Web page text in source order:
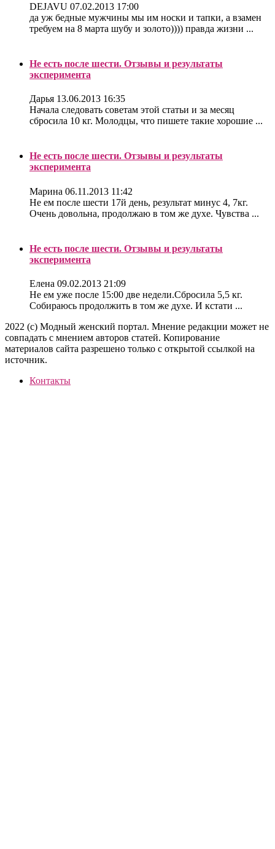
DEJAVU 07.02.2013 17:00
да уж бедные мужчины мы им носки и тапки, а взамен
требуем на 8 марта шубу и золото)))) правда жизни ...
Не есть после шести. Отзывы и результаты
эксперимента
Дарья 13.06.2013 16:35
Начала следовать советам этой статьи и за месяц
сбросила 10 кг. Молодцы, что пишете такие хорошие ...
Не есть после шести. Отзывы и результаты
эксперимента
Марина 06.11.2013 11:42
Не ем после шести 17й день, результат минус 4, 7кг.
Очень довольна, продолжаю в том же духе. Чувства ...
Не есть после шести. Отзывы и результаты
эксперимента
Елена 09.02.2013 21:09
Не ем уже после 15:00 две недели.Сбросила 5,5 кг.
Собираюсь продолжить в том же духе. И кстати ...
2022 (c) Модный женский портал. Мнение редакции может не
совпадать с мнением авторов статей. Копирование
материалов сайта разрешено только с открытой ссылкой на
источник.
Контакты